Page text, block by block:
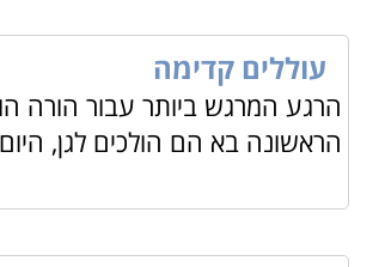
עוללים קדימה
הרגע המרגש ביותר עבור הורה
הראשונה בא הם הולכים לגן, היום